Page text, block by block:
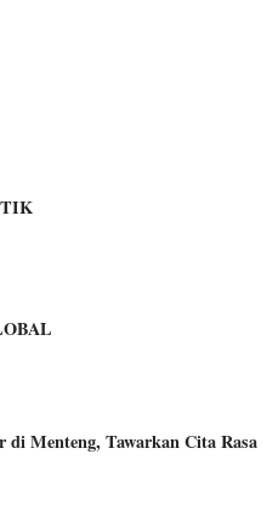
Menteng, Tawarkan Cita Rasa